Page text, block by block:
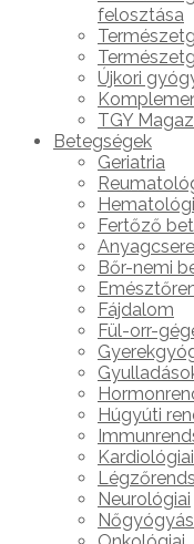
felosztása
Újkori
TGY
Betegségek
Geriatria
Fertőző
Anyagcsere
Bőr-nemi
Fájdalom
Fül-orr-
Húgyúti
Neurológiai